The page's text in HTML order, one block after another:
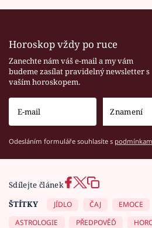
Horoskop vždy po ruce
Zanechte nám váš e-mail a my vám
budeme zasílat pravidelný newsletter s
vaším horoskopem.
Odesláním formuláře souhlasíte s
Sdílejte článek
ŠTÍTKY
JÍDLO ČAJ EMOCE
ASTROLOGIE
PŘEDPOVĚĎ